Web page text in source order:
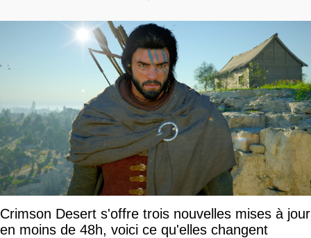
Crimson Desert s'offre trois nouvelles mises à jour
en moins de 48h, voici ce qu'elles changent